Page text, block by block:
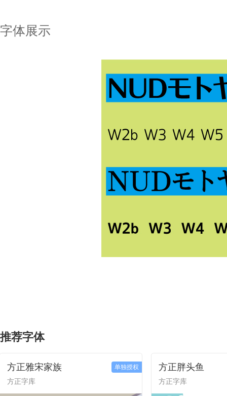
字体展示
推荐字体
方正雅宋家族
方正字库
单独授权 方正胖头鱼
方正字库